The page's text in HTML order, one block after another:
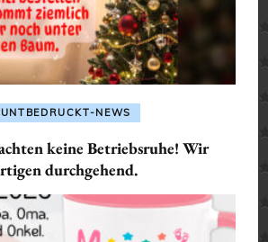
NEWS
keine Betriebsruhe! Wir
durchgehend.